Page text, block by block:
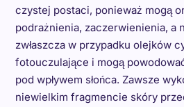
czystej postaci, ponieważ mogą
podrażnienia, zaczerwienienia, a
zwłaszcza w przypadku olejków
fotouczulające i mogą
pod wpływem słońca. Zawsze
niewielkim fragmencie skóry